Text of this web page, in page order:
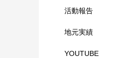
活動報告
地元実績
YOUTUBE